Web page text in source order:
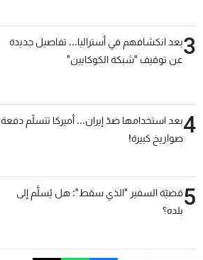
3بعد انكشافهم في أستراليا... تفاصيل جديدة
عن توقيف "شبكة الكوكايين"
4بعد استخدامها ضدّ إيران... أميركا تتسلّم دفعة
صواريخ كبيرة!
5قضيّة السفير "الذي سقط": هل يُسلَّم إلى
بلده؟